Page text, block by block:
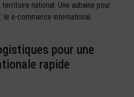
national. Une aubaine pour
le e-commerce international.
pour une
rapide